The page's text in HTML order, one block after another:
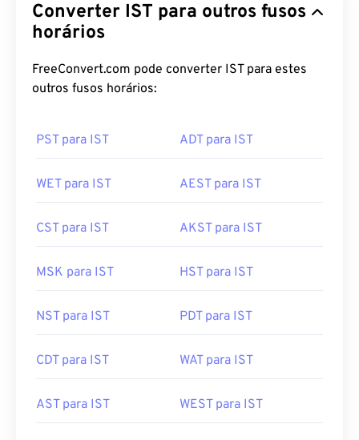
Converter IST para outros fusos
horários
FreeConvert.com pode converter IST para estes
outros fusos horários:
PST para IST ADT para IST
WET para IST AEST para IST
CST para IST AKST para IST
MSK para IST HST para IST
NST para IST PDT para IST
CDT para IST WAT para IST
AST para IST WEST para IST